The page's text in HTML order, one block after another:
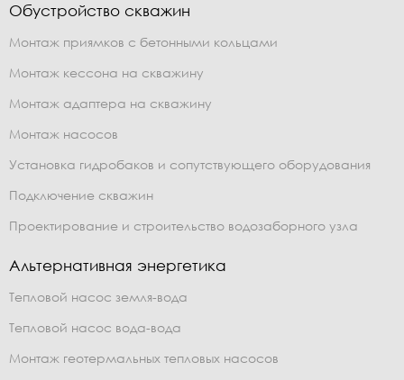
Обустройство скважин
Монтаж приямков с бетонными кольцами
Монтаж кессона на скважину
Монтаж адаптера на скважину
Монтаж насосов
Установка гидробаков и сопутствующего оборудования
Подключение скважин
Проектирование и строительство водозаборного узла
Альтернативная энергетика
Тепловой насос земля-вода
Тепловой насос вода-вода
Монтаж геотермальных тепловых насосов